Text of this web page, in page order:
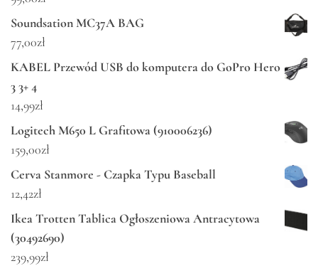
Soundsation MC37A BAG
77,00zł
KABEL Przewód USB do komputera do GoPro Hero
3 3+ 4
14,99zł
Logitech M650 L Grafitowa (910006236)
159,00zł
Cerva Stanmore - Czapka Typu Baseball
12,42zł
Ikea Trotten Tablica Ogłoszeniowa Antracytowa
(30492690)
239,99zł